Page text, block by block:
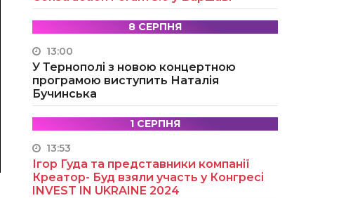
8 СЕРПНЯ
13:00
У Тернополі з новою концертною
програмою виступить Наталія
Бучинська
1 СЕРПНЯ
13:53
Ігор Гуда та представники компанії
Креатор- Буд взяли участь у Конгресі
INVEST IN UKRAINE 2024